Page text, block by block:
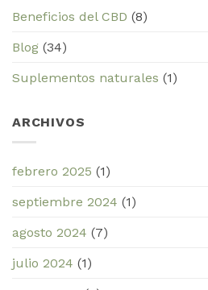
Beneficios del CBD (8)
Blog (34)
Suplementos naturales (1)
ARCHIVOS
febrero 2025 (1)
septiembre 2024 (1)
agosto 2024 (7)
julio 2024 (1)